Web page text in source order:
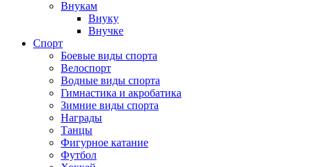
Внукам
Внуку
Внучке
Спорт
Боевые виды спорта
Велоспорт
Водные виды спорта
Гимнастика и акробатика
Зимние виды спорта
Награды
Танцы
Фигурное катание
Футбол